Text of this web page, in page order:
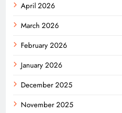
April 2026
March 2026
February 2026
January 2026
December 2025
November 2025